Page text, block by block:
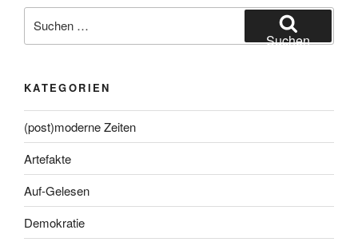
nach:
Suchen
KATEGORIEN
(post)moderne Zeiten
Artefakte
Auf-Gelesen
Demokratie